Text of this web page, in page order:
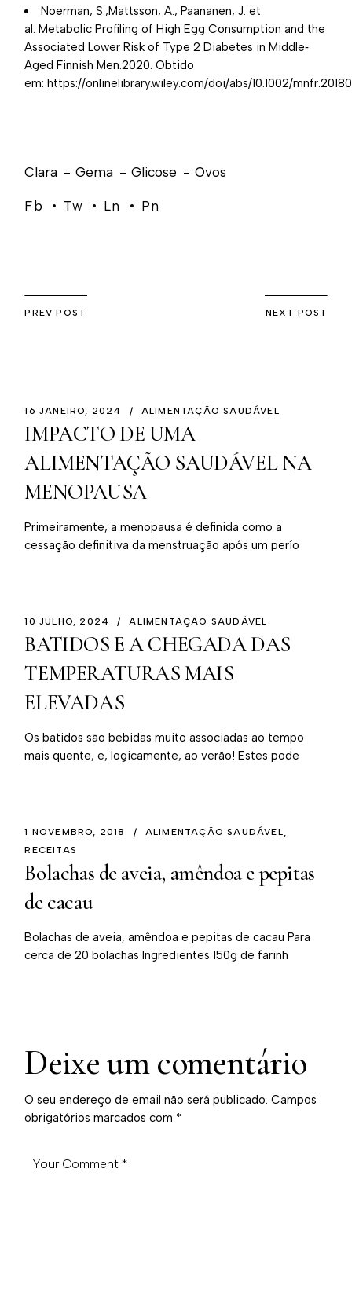
Noerman, S.,Mattsson, A., Paananen, J. et
al. Metabolic Profiling of High Egg Consumption and the
Associated Lower Risk of Type 2 Diabetes in Middle‐
Aged Finnish Men.2020. Obtido
em:https://onlinelibrary.wiley.com/doi/abs/10.1002/
Clara Gema Glicose Ovos
Fb Tw Ln Pn
PREV POST NEXT POST
16 JANEIRO, 2024 ALIMENTAÇÃO SAUDÁVEL
IMPACTO DE UMA
ALIMENTAÇÃO SAUDÁVEL NA
MENOPAUSA
Primeiramente, a menopausa é definida como a
cessação definitiva da menstruação após um perío
10 JULHO, 2024 ALIMENTAÇÃO SAUDÁVEL
BATIDOS E A CHEGADA DAS
TEMPERATURAS MAIS
ELEVADAS
Os batidos são bebidas muito associadas ao tempo
mais quente, e, logicamente, ao verão! Estes pode
1 NOVEMBRO, 2018
ALIMENTAÇÃO SAUDÁVEL
RECEITAS
Bolachas de aveia, amêndoa e pepitas
de cacau
Bolachas de aveia, amêndoa e pepitas de cacau Para
cerca de 20 bolachas Ingredientes 150g de farinh
Deixe um comentário
O seu endereço de email não será publicado. Campos
obrigatórios marcados com *